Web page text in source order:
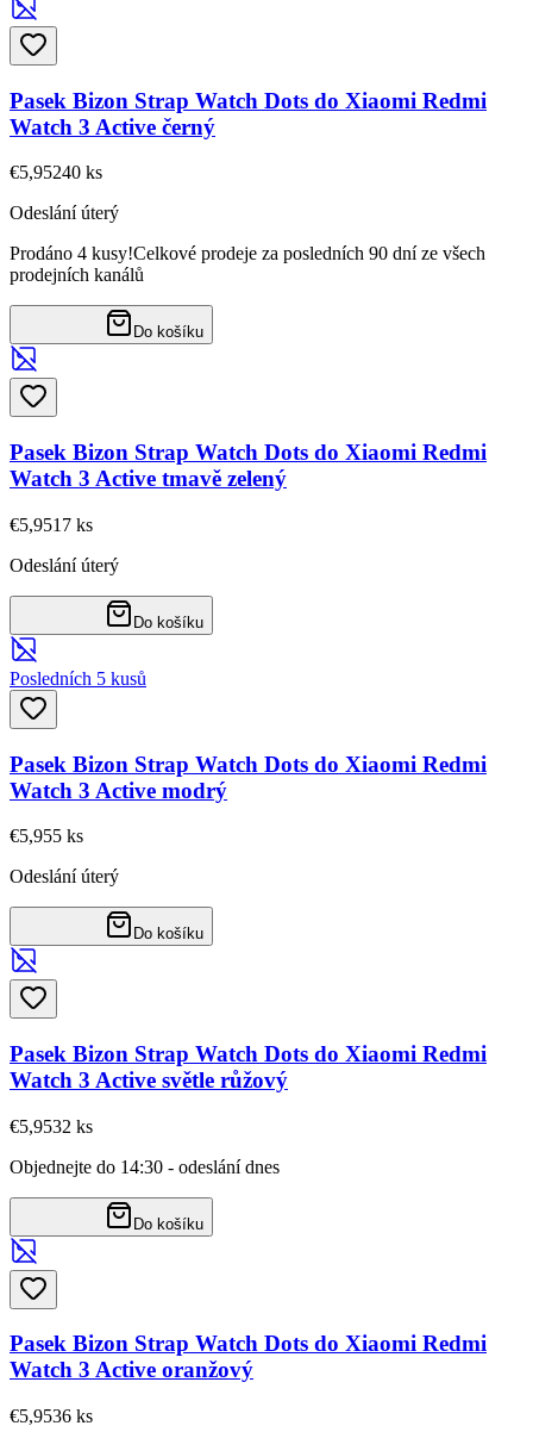
Pasek Bizon Strap Watch Dots do Xiaomi Redmi
Watch 3 Active černý
€5,95240 ks
Odeslání úterý
Prodáno 4 kusy!Celkové prodeje za posledních 90 dní ze všech
prodejních kanálů
Do košíku
Pasek Bizon Strap Watch Dots do Xiaomi Redmi
Watch 3 Active tmavě zelený
€5,9517 ks
Odeslání úterý
Do košíku
Posledních 5 kusů
Pasek Bizon Strap Watch Dots do Xiaomi Redmi
Watch 3 Active modrý
€5,955 ks
Odeslání úterý
Do košíku
Pasek Bizon Strap Watch Dots do Xiaomi Redmi
Watch 3 Active světle růžový
€5,9532 ks
Objednejte do 14:30 - odeslání dnes
Do košíku
Pasek Bizon Strap Watch Dots do Xiaomi Redmi
Watch 3 Active oranžový
€5,9536 ks